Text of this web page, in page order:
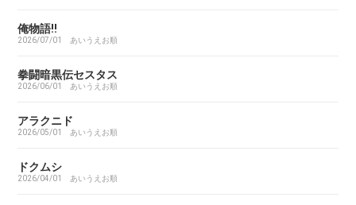
あいこら
アイシールド21
I’S（アイズ）
俺物語!!
2026/07/01 あいうえお順
拳闘暗黒伝セスタス
2026/06/01 あいうえお順
アラクニド
2026/05/01 あいうえお順
ドクムシ
2026/04/01 あいうえお順